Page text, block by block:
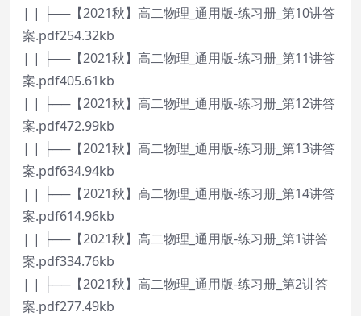
| | ├──【2021秋】高二物理_通用版-练习册_第10讲答
案.pdf254.32kb
| | ├──【2021秋】高二物理_通用版-练习册_第11讲答
案.pdf405.61kb
| | ├──【2021秋】高二物理_通用版-练习册_第12讲答
案.pdf472.99kb
| | ├──【2021秋】高二物理_通用版-练习册_第13讲答
案.pdf634.94kb
| | ├──【2021秋】高二物理_通用版-练习册_第14讲答
案.pdf614.96kb
| | ├──【2021秋】高二物理_通用版-练习册_第1讲答
案.pdf334.76kb
| | ├──【2021秋】高二物理_通用版-练习册_第2讲答
案.pdf277.49kb